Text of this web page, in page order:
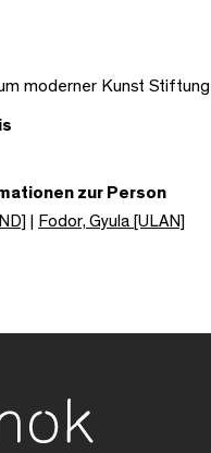
moderner Kunst
zur Person
Fodor, Gyula [ULAN]